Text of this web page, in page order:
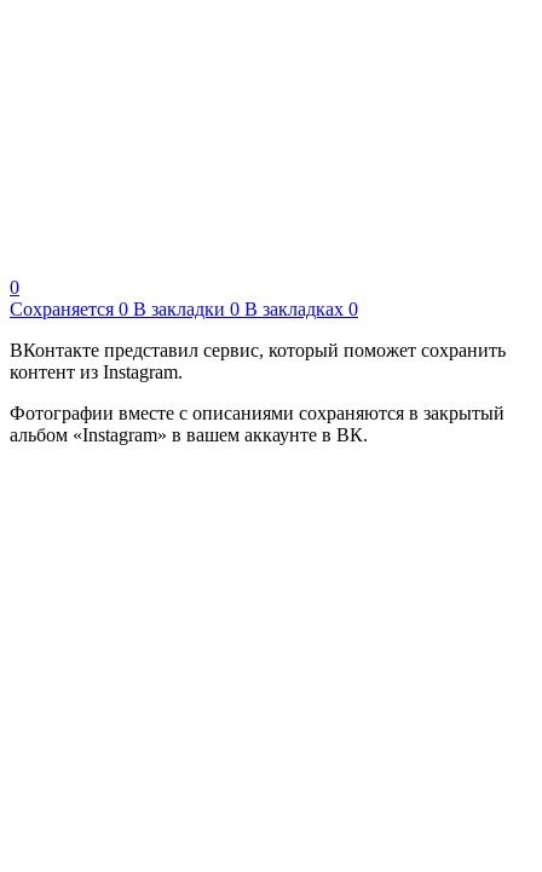
0
Сохраняется 0 В закладки 0 В закладках 0
ВКонтакте представил сервис, который поможет сохранить
контент из Instagram.
Фотографии вместе с описаниями сохраняются в закрытый
альбом «Instagram» в вашем аккаунте в ВК.